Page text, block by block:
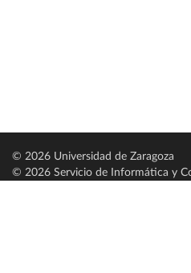
© 2026 Universidad de Zaragoza
© 2026 Servicio de Informática y